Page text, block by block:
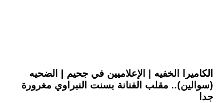
الكاميرا الخفيه | الإعلاميين في جحيم | الضحيه
(سوالين).. مقلب الفنانة بسنت النبراوي مغرورة
جدا